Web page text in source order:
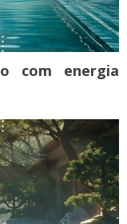
com energia